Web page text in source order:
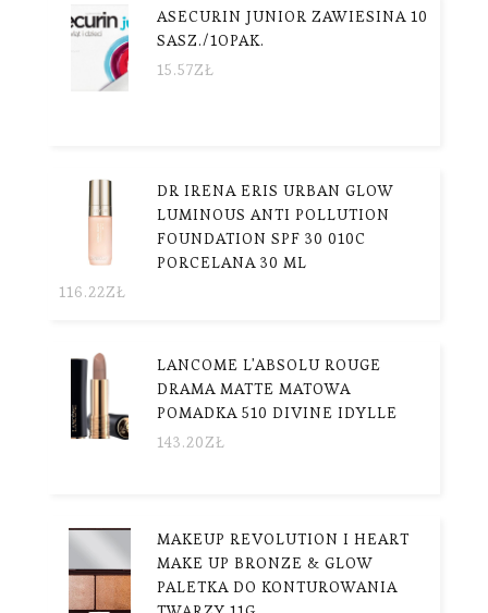
ASECURIN JUNIOR ZAWIESINA 10
SASZ./1OPAK.
15.57ZŁ
DR IRENA ERIS URBAN GLOW
LUMINOUS ANTI POLLUTION
FOUNDATION SPF 30 010C
PORCELANA 30 ML
116.22ZŁ
LANCOME L'ABSOLU ROUGE
DRAMA MATTE MATOWA
POMADKA 510 DIVINE IDYLLE
143.20ZŁ
MAKEUP REVOLUTION I HEART
MAKE UP BRONZE & GLOW
PALETKA DO KONTUROWANIA